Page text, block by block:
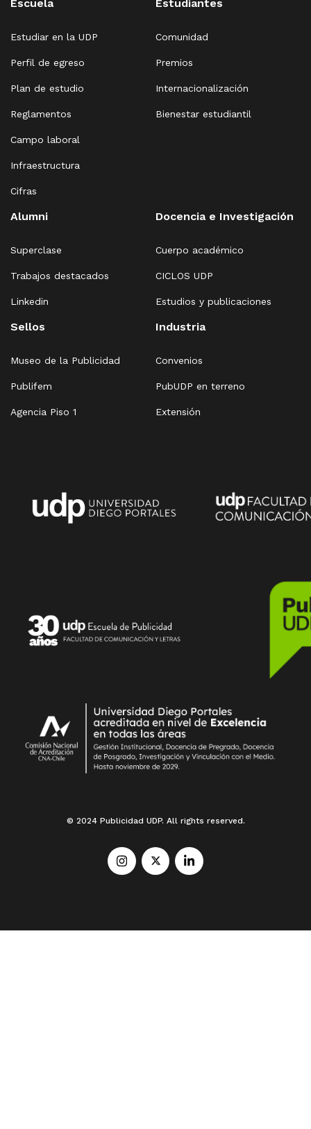
Escuela
Estudiar en la UDP
Perfil de egreso
Plan de estudio
Reglamentos
Campo laboral
Infraestructura
Cifras
Estudiantes
Comunidad
Premios
Internacionalización
Bienestar estudiantil
Alumni
Superclase
Trabajos destacados
Linkedin
Docencia e Investigación
Cuerpo académico
CICLOS UDP
Estudios y publicaciones
Sellos
Museo de la Publicidad
Publifem
Agencia Piso 1
Industria
Convenios
PubUDP en terreno
Extensión
© 2024 Publicidad UDP. All rights reserved.